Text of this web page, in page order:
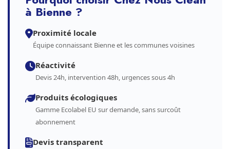
à Bienne ?
Proximité locale
Équipe connaissant Bienne et les communes voisines
Réactivité
Devis 24h, intervention 48h, urgences sous 4h
Produits écologiques
Gamme Ecolabel EU sur demande, sans surcoût
abonnement
Devis transparent